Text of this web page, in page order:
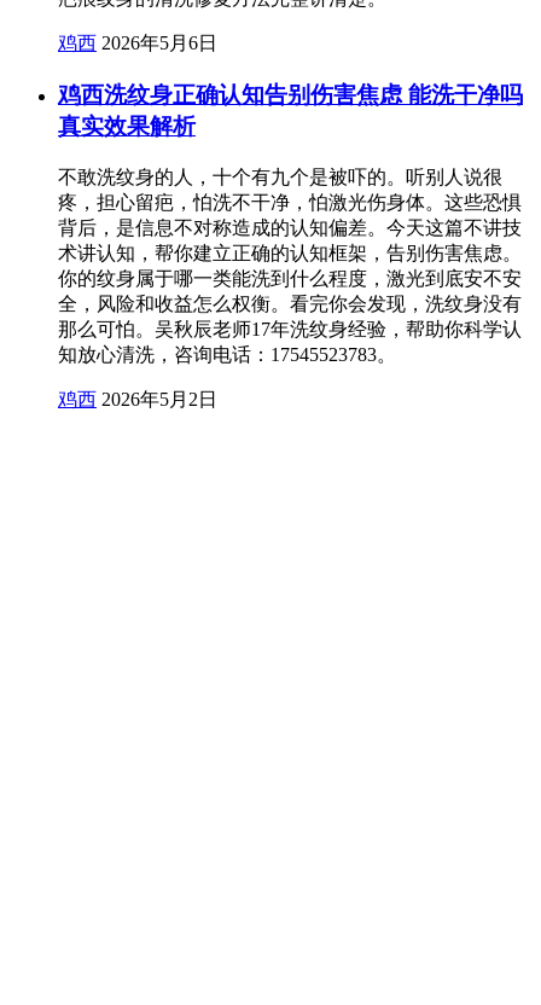
鸡西 2026年5月6日
鸡西洗纹身正确认知告别伤害焦虑 能洗干净吗
真实效果解析
不敢洗纹身的人，十个有九个是被吓的。听别人说很
疼，担心留疤，怕洗不干净，怕激光伤身体。这些恐惧
背后，是信息不对称造成的认知偏差。今天这篇不讲技
术讲认知，帮你建立正确的认知框架，告别伤害焦虑。
你的纹身属于哪一类能洗到什么程度，激光到底安不安
全，风险和收益怎么权衡。看完你会发现，洗纹身没有
那么可怕。吴秋辰老师17年洗纹身经验，帮助你科学认
知放心清洗，咨询电话：17545523783。
鸡西 2026年5月2日